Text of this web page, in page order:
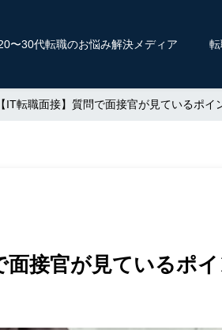
〜30代転職のお悩み解決メディア
【IT転職面接】質問で面接官が見ているポイ
面接官が見ているポ